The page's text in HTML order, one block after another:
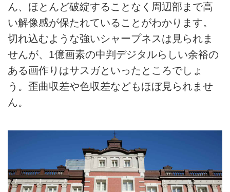
ん、ほとんど破綻することなく周辺部まで高
い解像感が保たれていることがわかります。
切れ込むような強いシャープネスは見られま
せんが、1億画素の中判デジタルらしい余裕の
ある画作りはサスガといったところでしょ
う。歪曲収差や色収差などもほぼ見られませ
ん。